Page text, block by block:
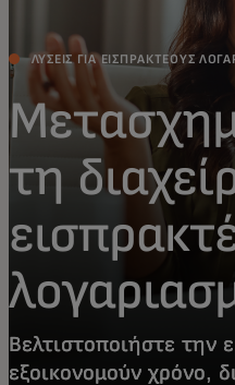
Νέα και τάσεις
ΛΎΣΕΙΣ ΓΙΑ ΕΙΣΠΡΑΚΤΈΟΥΣ
τη
Βελτιστοποιήστε την
εξοικονομούν χρόνο,